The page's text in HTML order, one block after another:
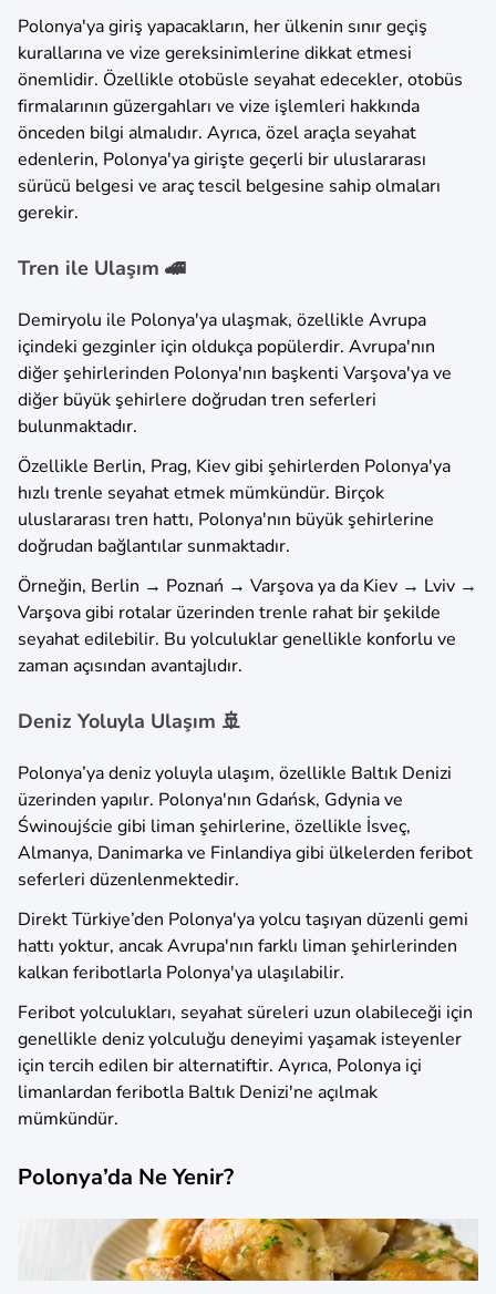
Polonya'ya giriş yapacakların, her ülkenin sınır geçiş
kurallarına ve vize gereksinimlerine dikkat etmesi
önemlidir. Özellikle otobüsle seyahat edecekler, otobüs
firmalarının güzergahları ve vize işlemleri hakkında
önceden bilgi almalıdır. Ayrıca, özel araçla seyahat
edenlerin, Polonya'ya girişte geçerli bir uluslararası
sürücü belgesi ve araç tescil belgesine sahip olmaları
gerekir.
Tren ile Ulaşım 🚄
Demiryolu ile Polonya'ya ulaşmak, özellikle Avrupa
içindeki gezginler için oldukça popülerdir. Avrupa'nın
diğer şehirlerinden Polonya'nın başkenti Varşova'ya ve
diğer büyük şehirlere doğrudan tren seferleri
bulunmaktadır.
Özellikle Berlin, Prag, Kiev gibi şehirlerden Polonya'ya
hızlı trenle seyahat etmek mümkündür. Birçok
uluslararası tren hattı, Polonya'nın büyük şehirlerine
doğrudan bağlantılar sunmaktadır.
Örneğin, Berlin → Poznań → Varşova ya da Kiev → Lviv →
Varşova gibi rotalar üzerinden trenle rahat bir şekilde
seyahat edilebilir. Bu yolculuklar genellikle konforlu ve
zaman açısından avantajlıdır.
Deniz Yoluyla Ulaşım 🚢
Polonya’ya deniz yoluyla ulaşım, özellikle Baltık Denizi
üzerinden yapılır. Polonya'nın Gdańsk, Gdynia ve
Świnoujście gibi liman şehirlerine, özellikle İsveç,
Almanya, Danimarka ve Finlandiya gibi ülkelerden feribot
seferleri düzenlenmektedir.
Direkt Türkiye’den Polonya'ya yolcu taşıyan düzenli gemi
hattı yoktur, ancak Avrupa'nın farklı liman şehirlerinden
kalkan feribotlarla Polonya'ya ulaşılabilir.
Feribot yolculukları, seyahat süreleri uzun olabileceği için
genellikle deniz yolculuğu deneyimi yaşamak isteyenler
için tercih edilen bir alternatiftir. Ayrıca, Polonya içi
limanlardan feribotla Baltık Denizi'ne açılmak
mümkündür.
Polonya’da Ne Yenir?